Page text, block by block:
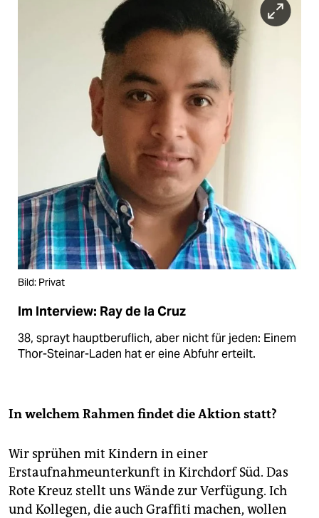
Bild: Privat
Im Interview: Ray de la Cruz
38, sprayt hauptberuflich, aber nicht für jeden: Einem
Thor-Steinar-Laden hat er eine Abfuhr erteilt.
In welchem Rahmen findet die Aktion statt?
Wir sprühen mit Kindern in einer
Erstaufnahmeunterkunft in Kirchdorf Süd. Das
Rote Kreuz stellt uns Wände zur Verfügung. Ich
und Kollegen, die auch Graffiti machen, wollen